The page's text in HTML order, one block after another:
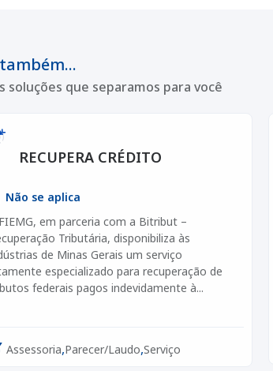
soluções que separamos para você
RECUPERA CRÉDITO
Não se aplica
em parceria com a Bitribut –
Tributária, disponibiliza às
de Minas Gerais um serviço
especializado para recuperação de
federais pagos indevidamente à...
Assessoria,Parecer/Laudo,Serviço